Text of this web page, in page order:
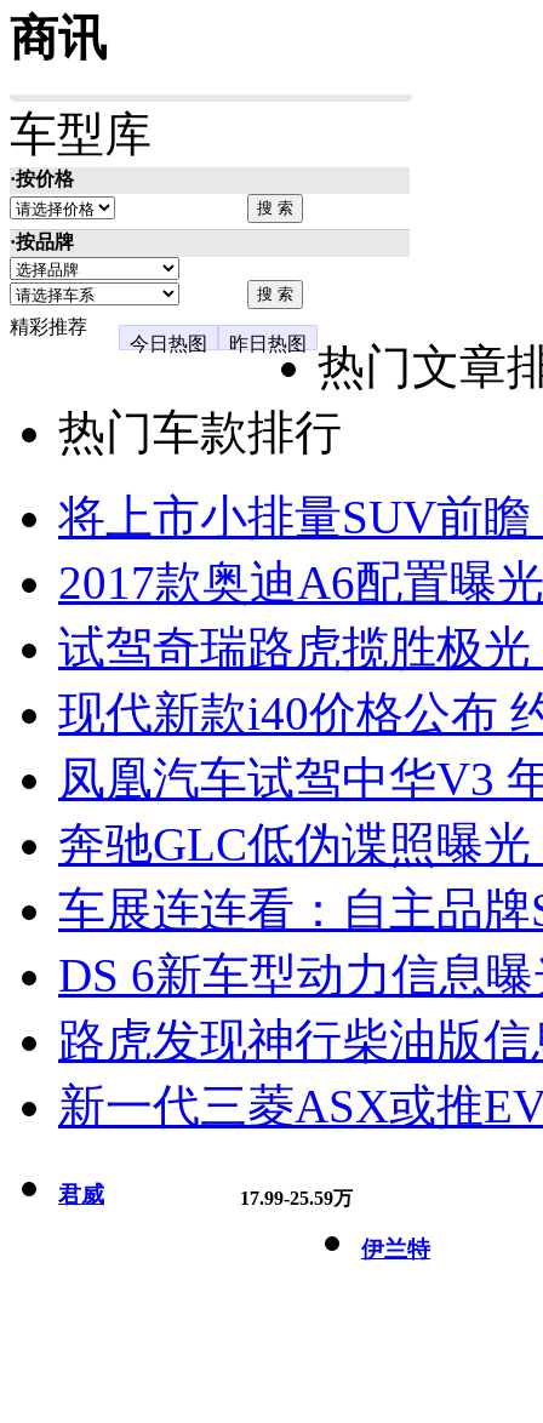
商讯
车型库
·按价格
·按品牌
精彩推荐
今日热图
昨日热图
热门文章
热门车款排行
将上市小排量SUV前
2017款奥迪A6配置曝
试驾奇瑞路虎揽胜极
现代新款i40价格公布
凤凰汽车试驾中华V3
奔驰GLC低伪谍照曝
车展连连看：自主品牌
DS 6新车型动力信息
路虎发现神行柴油版
新一代三菱ASX或推
君威 17.99-25.59万
伊兰特